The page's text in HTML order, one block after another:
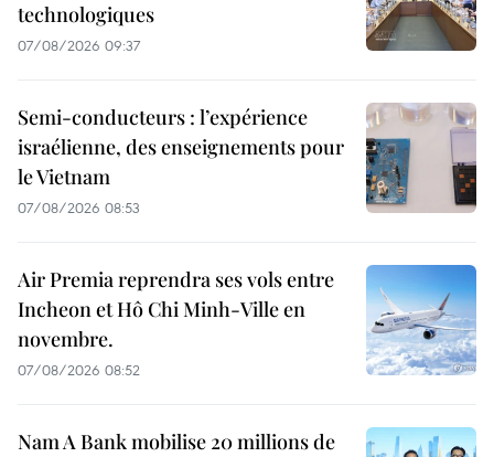
technologiques
07/08/2026 09:37
Semi-conducteurs : l’expérience
israélienne, des enseignements pour
le Vietnam
07/08/2026 08:53
Air Premia reprendra ses vols entre
Incheon et Hô Chi Minh-Ville en
novembre.
07/08/2026 08:52
Nam A Bank mobilise 20 millions de